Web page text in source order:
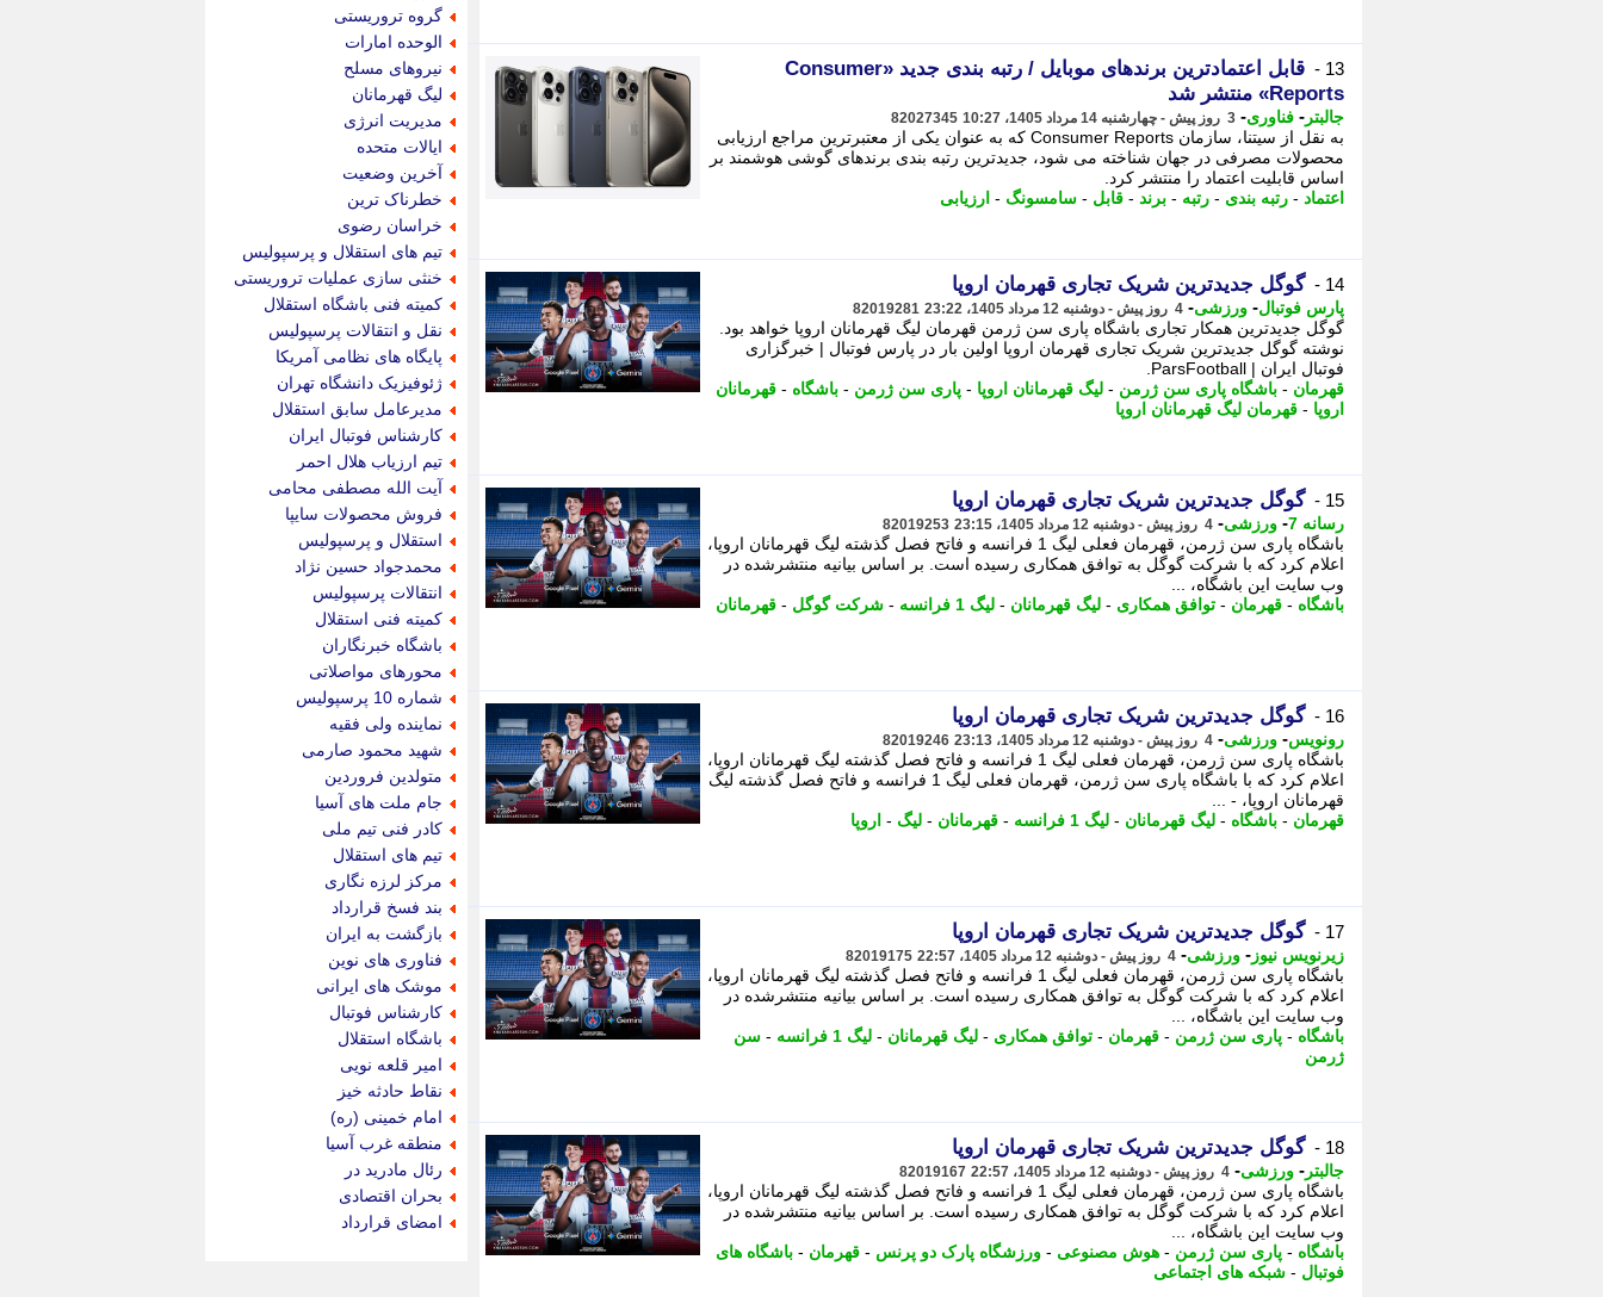
13 -
قابل اعتمادترین برندهای موبایل / رتبه بندی جدید «Consumer
Reports» منتشر شد
جالبتر - فناوری- 3 روز پیش - چهارشنبه 14 مرداد 1405، 10:27 82027345
به نقل از سیتنا، سازمان Consumer Reports که به عنوان یکی از معتبرترین مراجع ارزیابی
محصولات مصرفی در جهان شناخته می شود، جدیدترین رتبه بندی برندهای گوشی هوشمند بر
اساس قابلیت اعتماد را منتشر کرد.
اعتماد - رتبه بندی - رتبه - برند - قابل - سامسونگ - ارزیابی
14 - گوگل جدیدترین شریک تجاری قهرمان اروپا
پارس فوتبال- ورزشی- 4 روز پیش - دوشنبه 12 مرداد 1405، 23:22 82019281
گوگل جدیدترین همکار تجاری باشگاه پاری سن ژرمن قهرمان لیگ قهرمانان اروپا خواهد بود.
نوشته گوگل جدیدترین شریک تجاری قهرمان اروپا اولین بار در پارس فوتبال | خبرگزاری
فوتبال ایران | ParsFootball.
قهرمان - باشگاه پاری سن ژرمن - لیگ قهرمانان اروپا - پاری سن ژرمن - باشگاه - قهرمانان
اروپا - قهرمان لیگ قهرمانان اروپا
15 - گوگل جدیدترین شریک تجاری قهرمان اروپا
رسانه 7 - ورزشی- 4 روز پیش - دوشنبه 12 مرداد 1405، 23:15 82019253
باشگاه پاری سن ژرمن، قهرمان فعلی لیگ 1 فرانسه و فاتح فصل گذشته لیگ قهرمانان اروپا،
اعلام کرد که با شرکت گوگل به توافق همکاری رسیده است. بر اساس بیانیه منتشرشده در
وب سایت این باشگاه، ...
باشگاه - قهرمان - توافق همکاری - لیگ قهرمانان - لیگ 1 فرانسه - شرکت گوگل - قهرمانان
16 - گوگل جدیدترین شریک تجاری قهرمان اروپا
رونویس- ورزشی- 4 روز پیش - دوشنبه 12 مرداد 1405، 23:13 82019246
باشگاه پاری سن ژرمن، قهرمان فعلی لیگ 1 فرانسه و فاتح فصل گذشته لیگ قهرمانان اروپا،
اعلام کرد که با باشگاه پاری سن ژرمن، قهرمان فعلی لیگ 1 فرانسه و فاتح فصل گذشته لیگ
قهرمانان اروپا، - ...
قهرمان - باشگاه - لیگ قهرمانان - لیگ 1 فرانسه - قهرمانان - لیگ - اروپا
17 - گوگل جدیدترین شریک تجاری قهرمان اروپا
زیرنویس نیوز - ورزشی- 4 روز پیش - دوشنبه 12 مرداد 1405، 22:57 82019175
باشگاه پاری سن ژرمن، قهرمان فعلی لیگ 1 فرانسه و فاتح فصل گذشته لیگ قهرمانان اروپا،
اعلام کرد که با شرکت گوگل به توافق همکاری رسیده است. بر اساس بیانیه منتشرشده در
وب سایت این باشگاه، ...
باشگاه - پاری سن ژرمن - قهرمان - توافق همکاری - لیگ قهرمانان - لیگ 1 فرانسه - سن
ژرمن
18 - گوگل جدیدترین شریک تجاری قهرمان اروپا
جالبتر - ورزشی- 4 روز پیش - دوشنبه 12 مرداد 1405، 22:57 82019167
باشگاه پاری سن ژرمن، قهرمان فعلی لیگ 1 فرانسه و فاتح فصل گذشته لیگ قهرمانان اروپا،
اعلام کرد که با شرکت گوگل به توافق همکاری رسیده است. بر اساس بیانیه منتشرشده در
وب سایت این باشگاه، ...
باشگاه - پاری سن ژرمن - هوش مصنوعی - ورزشگاه پارک دو پرنس - قهرمان - باشگاه های
فوتبال - شبکه های اجتماعی
گروه تروریستی
الوحده امارات
نیروهای مسلح
لیگ قهرمانان
مدیریت انرژی
ایالات متحده
آخرین وضعیت
خطرناک ترین
خراسان رضوی
تیم های استقلال و پرسپولیس
خنثی سازی عملیات تروریستی
کمیته فنی باشگاه استقلال
نقل و انتقالات پرسپولیس
پایگاه های نظامی آمریکا
ژئوفیزیک دانشگاه تهران
مدیرعامل سابق استقلال
کارشناس فوتبال ایران
تیم ارزیاب هلال احمر
آیت الله مصطفی محامی
فروش محصولات سایپا
استقلال و پرسپولیس
محمدجواد حسین نژاد
انتقالات پرسپولیس
کمیته فنی استقلال
باشگاه خبرنگاران
محورهای مواصلاتی
شماره 10 پرسپولیس
نماینده ولی فقیه
شهید محمود صارمی
متولدین فروردین
جام ملت های آسیا
کادر فنی تیم ملی
تیم های استقلال
مرکز لرزه نگاری
بند فسخ قرارداد
بازگشت به ایران
فناوری های نوین
موشک های ایرانی
کارشناس فوتبال
باشگاه استقلال
امیر قلعه نویی
نقاط حادثه خیز
امام خمینی (ره)
منطقه غرب آسیا
رئال مادرید در
بحران اقتصادی
امضای قرارداد